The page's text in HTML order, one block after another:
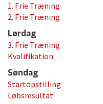
1. Frie Træning
2. Frie Træning
Lørdag
3. Frie Træning
Kvalifikation
Søndag
Startopstilling
Løbsresultat